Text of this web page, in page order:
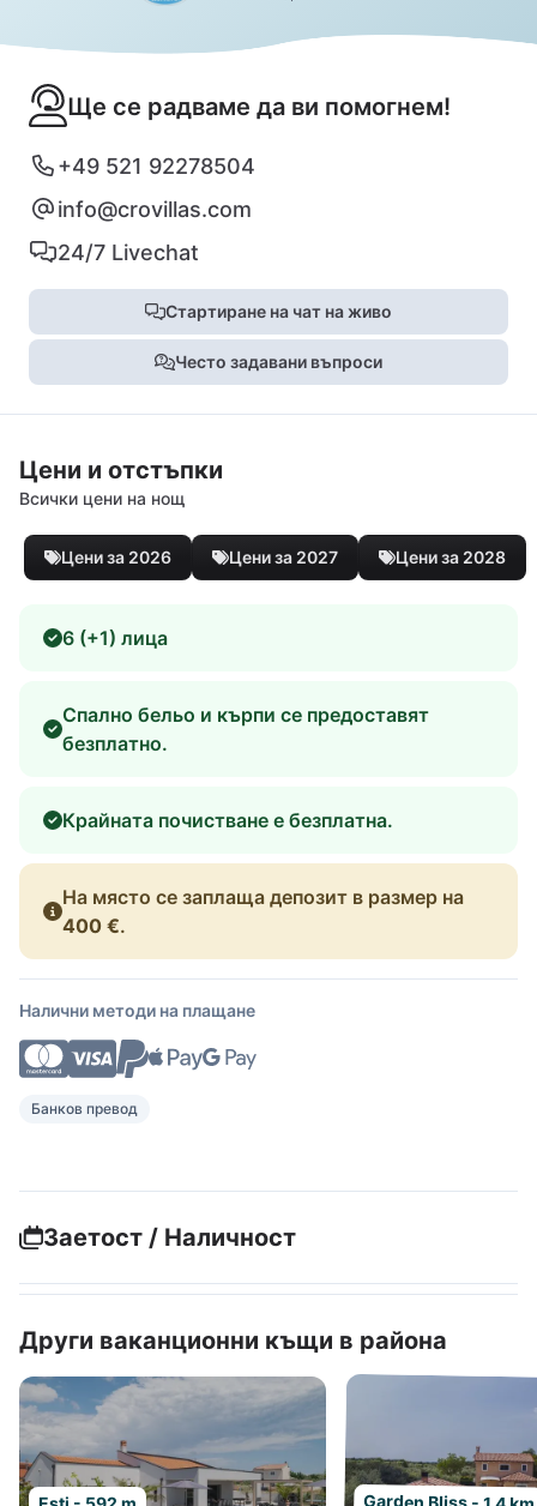
Ще се радваме да ви помогнем!
+49 521 92278504
info@crovillas.com
24/7 Livechat
Стартиране на чат на живо
Често задавани въпроси
Цени и отстъпки
Всички цени на нощ
Цени за 2026 Цени за 2027 Цени за 2028
6 (+1) лица
Спално бельо и кърпи се предоставят
безплатно.
Крайната почистване е безплатна.
На място се заплаща депозит в размер на
400 €.
Налични методи на плащане
Банков превод
Заетост / Наличност
Други ваканционни къщи в района